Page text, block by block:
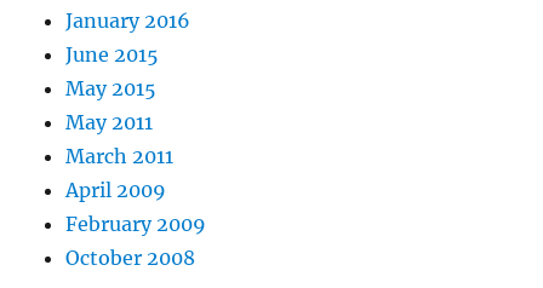
January 2016
June 2015
May 2015
May 2011
March 2011
April 2009
February 2009
October 2008